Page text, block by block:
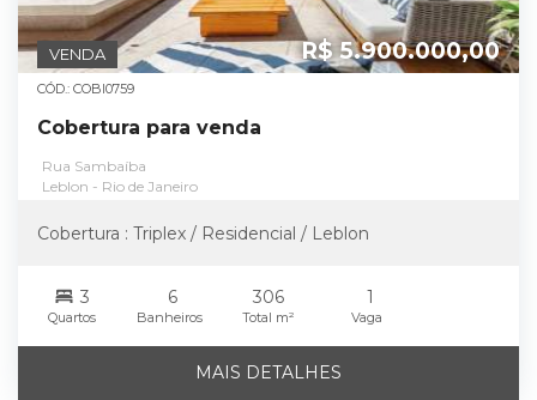
VENDA R$ 5.900.000,00
CÓD.: COBI0759
Cobertura para venda
Rua Sambaíba
Leblon - Rio de Janeiro
Cobertura : Triplex / Residencial / Leblon
3
Quartos
6
Banheiros
306
Total m²
1
Vaga
MAIS DETALHES